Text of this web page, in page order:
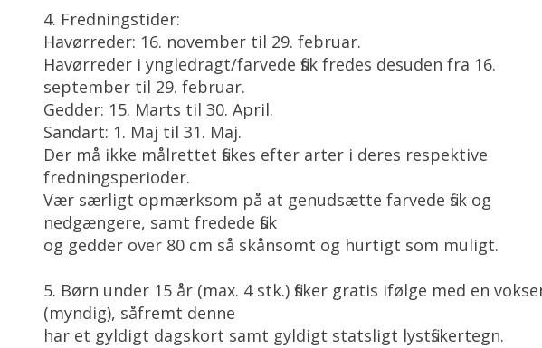
4. Fredningstider:
Havørreder: 16. november til 29. februar.
Havørreder i yngledragt/farvede fisk fredes desuden fra 16.
september til 29. februar.
Gedder: 15. Marts til 30. April.
Sandart: 1. Maj til 31. Maj.
Der må ikke målrettet fiskes efter arter i deres respektive
fredningsperioder.
Vær særligt opmærksom på at genudsætte farvede fisk og
nedgængere, samt fredede fisk
og gedder over 80 cm så skånsomt og hurtigt som muligt.
5. Børn under 15 år (max. 4 stk.) fisker gratis ifølge med en
(myndig), såfremt denne
har et gyldigt dagskort samt gyldigt statsligt lystfiskertegn.